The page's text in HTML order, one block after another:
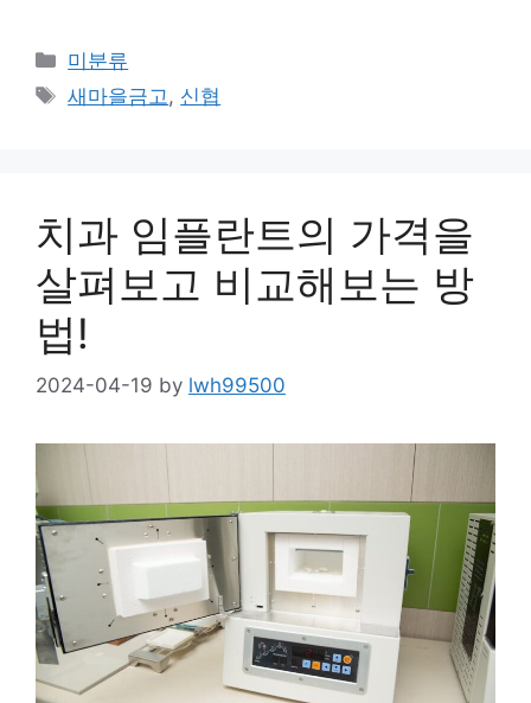
Categories
미분류
Tags
새마을금고 , 신협
치과 임플란트의 가격을
살펴보고 비교해보는 방
법!
2024-04-19 by lwh99500